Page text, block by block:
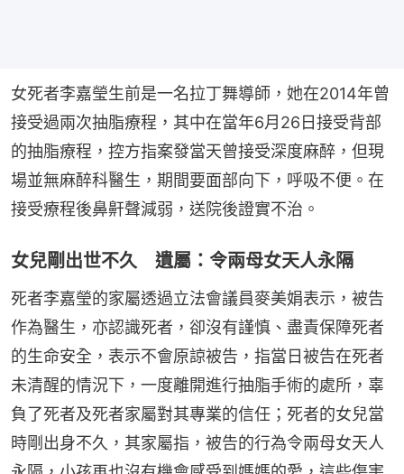
女死者李嘉瑩生前是一名拉丁舞導師，她在2014年曾
接受過兩次抽脂療程，其中在當年6月26日接受背部
的抽脂療程，控方指案發當天曾接受深度麻醉，但現
場並無麻醉科醫生，期間要面部向下，呼吸不便。在
接受療程後鼻鼾聲減弱，送院後證實不治。
女兒剛出世不久 遺屬：令兩母女天人永隔
死者李嘉瑩的家屬透過立法會議員麥美娟表示，被告
作為醫生，亦認識死者，卻沒有謹慎、盡責保障死者
的生命安全，表示不會原諒被告，指當日被告在死者
未清醒的情況下，一度離開進行抽脂手術的處所，辜
負了死者及死者家屬對其專業的信任；死者的女兒當
時剛出身不久，其家屬指，被告的行為令兩母女天人